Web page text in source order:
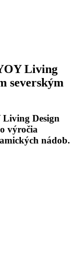
Living
severským
Design
výročia
nádob.